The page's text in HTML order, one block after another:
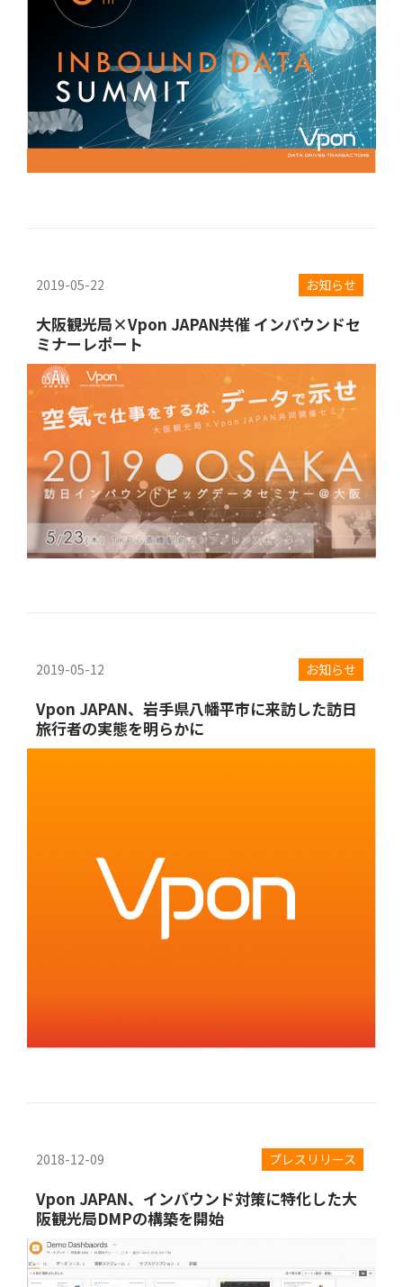
2019-05-22 お知らせ
大阪観光局×Vpon JAPAN共催 インバウンドセ
ミナーレポート
2019-05-12 お知らせ
Vpon JAPAN、岩手県八幡平市に来訪した訪日
旅行者の実態を明らかに
2018-12-09 プレスリリース
Vpon JAPAN、インバウンド対策に特化した大
阪観光局DMPの構築を開始